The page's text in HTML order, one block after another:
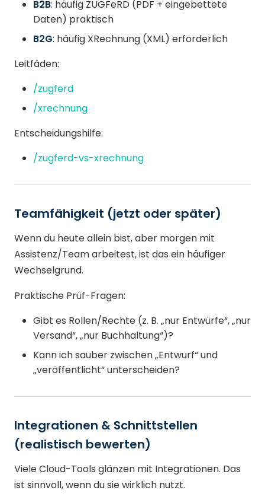
B2B: häufig ZUGFeRD (PDF + eingebettete
Daten) praktisch
B2G: häufig XRechnung (XML) erforderlich
Leitfäden:
/zugferd
/xrechnung
Entscheidungshilfe:
/zugferd-vs-xrechnung
Teamfähigkeit (jetzt oder später)
Wenn du heute allein bist, aber morgen mit
Assistenz/Team arbeitest, ist das ein häufiger
Wechselgrund.
Praktische Prüf-Fragen:
Gibt es Rollen/Rechte (z. B. „nur Entwürfe“, „nur
Versand“, „nur Buchhaltung“)?
Kann ich sauber zwischen „Entwurf“ und
„veröffentlicht“ unterscheiden?
Integrationen & Schnittstellen
(realistisch bewerten)
Viele Cloud-Tools glänzen mit Integrationen. Das
ist sinnvoll, wenn du sie wirklich nutzt.